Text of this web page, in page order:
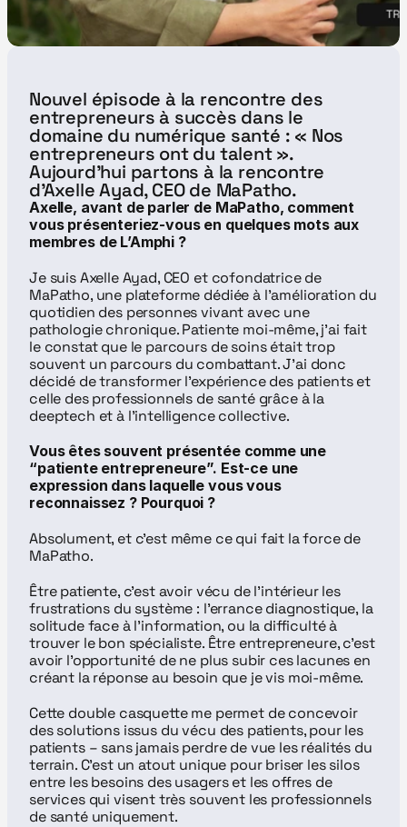
Nouvel épisode à la rencontre des
entrepreneurs à succès dans le
domaine du numérique santé : « Nos
entrepreneurs ont du talent ».
Aujourd’hui partons à la rencontre
d’Axelle Ayad, CEO de MaPatho.
Axelle, avant de parler de MaPatho, comment
vous présenteriez-vous en quelques mots aux
membres de L’Amphi ?
Je suis Axelle Ayad, CEO et cofondatrice de
MaPatho, une plateforme dédiée à l’amélioration du
quotidien des personnes vivant avec une
pathologie chronique. Patiente moi-même, j’ai fait
le constat que le parcours de soins était trop
souvent un parcours du combattant. J’ai donc
décidé de transformer l’expérience des patients et
celle des professionnels de santé grâce à la
deeptech et à l’intelligence collective.
Vous êtes souvent présentée comme une
“patiente entrepreneure”. Est-ce une
expression dans laquelle vous vous
reconnaissez ? Pourquoi ?
Absolument, et c’est même ce qui fait la force de
MaPatho.
Être patiente, c’est avoir vécu de l’intérieur les
frustrations du système : l’errance diagnostique, la
solitude face à l’information, ou la difficulté à
trouver le bon spécialiste. Être entrepreneure, c’est
avoir l’opportunité de ne plus subir ces lacunes en
créant la réponse au besoin que je vis moi-même.
Cette double casquette me permet de concevoir
des solutions issus du vécu des patients, pour les
patients – sans jamais perdre de vue les réalités du
terrain. C’est un atout unique pour briser les silos
entre les besoins des usagers et les offres de
services qui visent très souvent les professionnels
de santé uniquement.